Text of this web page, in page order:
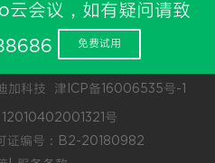
会议，如有疑问请致
免费试用
加科技 津ICP备16006535号-1
12010402001321号
证编号：B2-20180982